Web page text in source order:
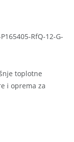
RfQ-12-G-
toplotne
i oprema za